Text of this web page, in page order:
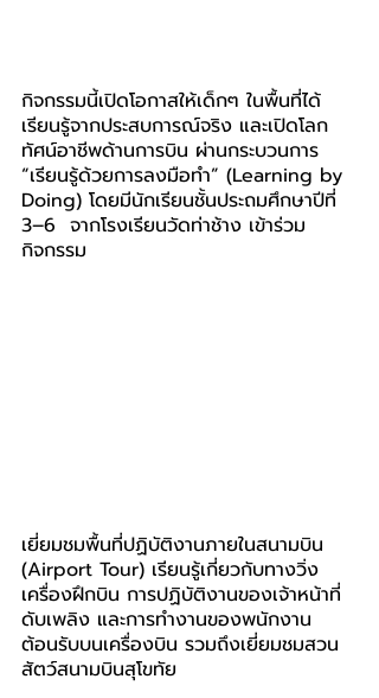
กิจกรรมนี้เปิดโอกาสให้เด็กๆ ในพื้นที่ได้
เรียนรู้จากประสบการณ์จริง และเปิดโลก
ทัศน์อาชีพด้านการบิน ผ่านกระบวนการ
“เรียนรู้ด้วยการลงมือทำ” (Learning by
Doing) โดยมีนักเรียนชั้นประถมศึกษาปีที่
3–6  จากโรงเรียนวัดท่าช้าง เข้าร่วม
กิจกรรม
เยี่ยมชมพื้นที่ปฏิบัติงานภายในสนามบิน
(Airport Tour) เรียนรู้เกี่ยวกับทางวิ่ง
เครื่องฝึกบิน การปฏิบัติงานของเจ้าหน้าที่
ดับเพลิง และการทำงานของพนักงาน
ต้อนรับบนเครื่องบิน รวมถึงเยี่ยมชมสวน
สัตว์สนามบินสุโขทัย